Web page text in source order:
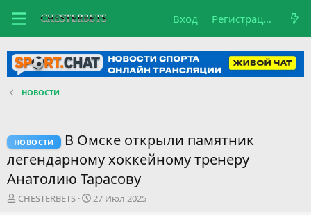
Вход Регистрация
НОВОСТИ
НОВОСТИ
В Омске открыли памятник
легендарному хоккейному тренеру
Анатолию Тарасову
А
CHESTERBETS
Д
27 Июл 2025